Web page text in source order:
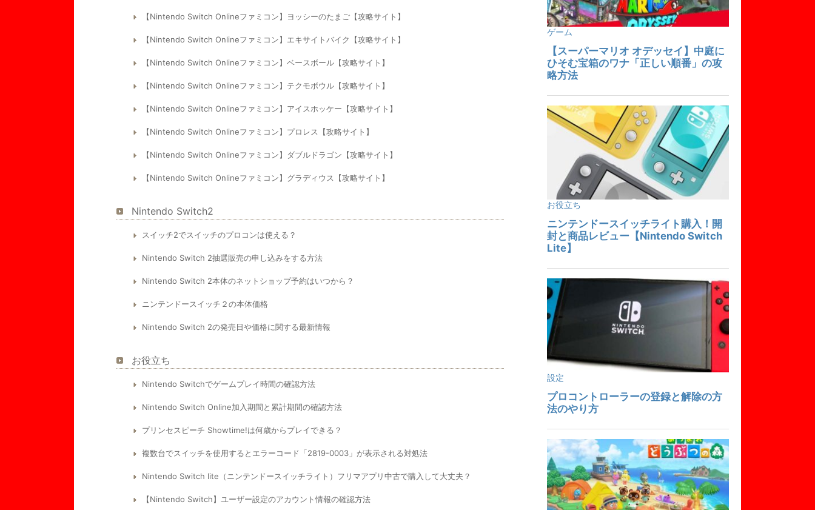
【Nintendo Switch Onlineファミコン】ヨッシーのたまご【攻略サイト】
【Nintendo Switch Onlineファミコン】エキサイトバイク【攻略サイト】
【Nintendo Switch Onlineファミコン】ベースボール【攻略サイト】
【Nintendo Switch Onlineファミコン】テクモボウル【攻略サイト】
【Nintendo Switch Onlineファミコン】アイスホッケー【攻略サイト】
【Nintendo Switch Onlineファミコン】プロレス【攻略サイト】
【Nintendo Switch Onlineファミコン】ダブルドラゴン【攻略サイト】
【Nintendo Switch Onlineファミコン】グラディウス【攻略サイト】
Nintendo Switch2
スイッチ2でスイッチのプロコンは使える？
Nintendo Switch 2抽選販売の申し込みをする方法
Nintendo Switch 2本体のネットショップ予約はいつから？
ニンテンドースイッチ２の本体価格
Nintendo Switch 2の発売日や価格に関する最新情報
お役立ち
Nintendo Switchでゲームプレイ時間の確認方法
Nintendo Switch Online加入期間と累計期間の確認方法
プリンセスピーチ Showtime!は何歳からプレイできる？
複数台でスイッチを使用するとエラーコード「2819-0003」が表示される対処法
Nintendo Switch lite（ニンテンドースイッチライト）フリマアプリ中古で購入して大丈夫？
【Nintendo Switch】ユーザー設定のアカウント情報の確認方法